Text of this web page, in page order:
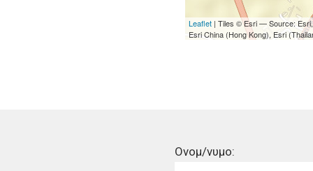
Leaflet | Tiles © Esri — Source:
Esri China (Hong Kong), Esri
Ονομ/νυμο: